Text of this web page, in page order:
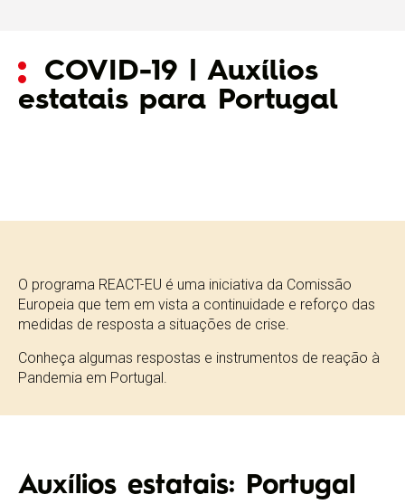
COVID-19 | Auxílios
estatais para Portugal
O programa REACT-EU é uma iniciativa da Comissão
Europeia que tem em vista a continuidade e reforço das
medidas de resposta a situações de crise.
Conheça algumas respostas e instrumentos de reação à
Pandemia em Portugal.
Auxílios estatais: Portugal